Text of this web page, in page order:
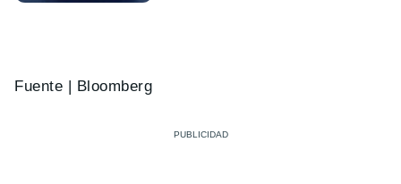
Fuente | Bloomberg